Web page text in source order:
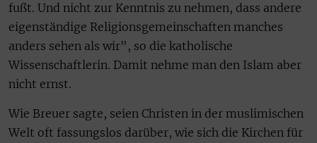
fußt. Und nicht zur Kenntnis zu nehmen, dass andere
eigenständige Religionsgemeinschaften manches
anders sehen als wir", so die katholische
Wissenschaftlerin. Damit nehme man den Islam aber
nicht ernst.
Wie Breuer sagte, seien Christen in der muslimischen
Welt oft fassungslos darüber, wie sich die Kirchen für